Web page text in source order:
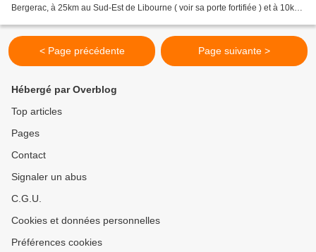
Bergerac, à 25km au Sud-Est de Libourne ( voir sa porte fortifiée ) et à 10km
< Page précédente Page suivante >
Hébergé par Overblog
Top articles
Pages
Contact
Signaler un abus
C.G.U.
Cookies et données personnelles
Préférences cookies